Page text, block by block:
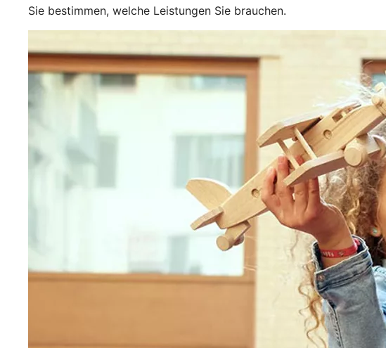
Sie bestimmen, welche Leistungen Sie brauchen.